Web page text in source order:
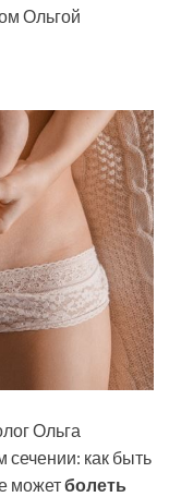
Ольгой
Ольга
сечении: как быть
можетболеть